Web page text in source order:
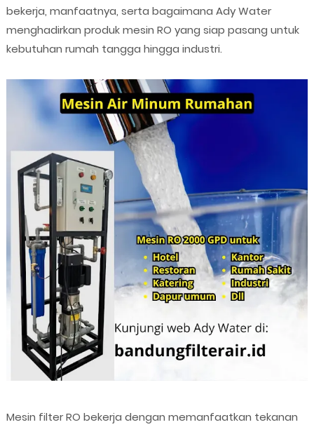
bekerja, manfaatnya, serta bagaimana Ady Water
menghadirkan produk mesin RO yang siap pasang untuk
kebutuhan rumah tangga hingga industri.
Mesin filter RO bekerja dengan memanfaatkan tekanan